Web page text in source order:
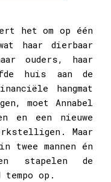
het om op één
haar dierbaar
ouders, haar
huis aan de
hangmat
moet Annabel
en een nieuwe
Maar
mannen én
stapelen de
op.